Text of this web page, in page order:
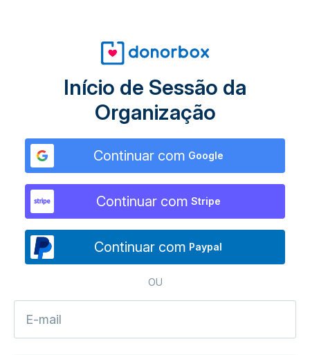
Início de Sessão da
Organização
Continuar com Google
Continuar com Stripe
Continuar com Paypal
OU